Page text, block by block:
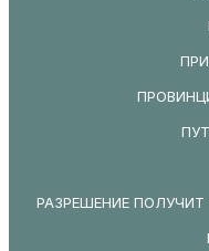
РАЗРЕШЕНИЕ